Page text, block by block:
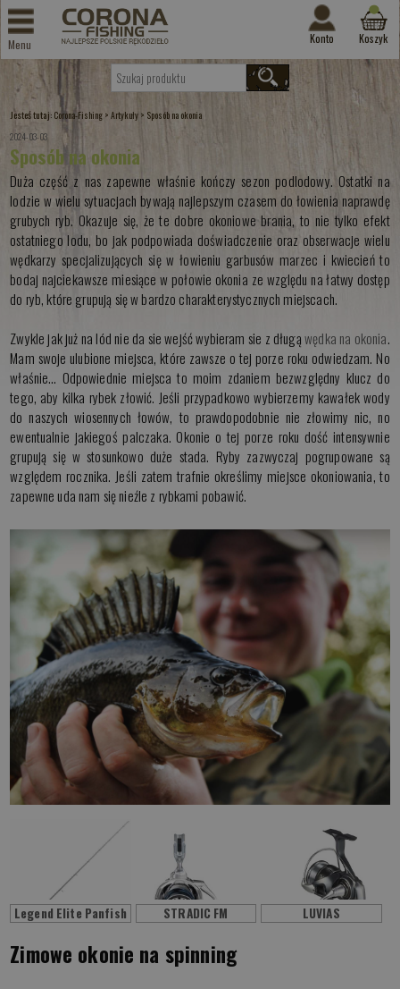
Menu Konto Koszyk
Jesteś tutaj: Corona-Fishing >Artykuły > Sposób na okonia
2024-03-03
Sposób na okonia
Duża część z nas zapewne właśnie kończy sezon podlodowy. Ostatki na
lodzie w wielu sytuacjach bywają najlepszym czasem do łowienia naprawdę
grubych ryb. Okazuje się, że te dobre okoniowe brania, to nie tylko efekt
ostatniego lodu, bo jak podpowiada doświadczenie oraz obserwacje wielu
wędkarzy specjalizujących się w łowieniu garbusów marzec i kwiecień to
bodaj najciekawsze miesiące w połowie okonia ze względu na łatwy dostęp
do ryb, które grupują się w bardzo charakterystycznych miejscach.
Zwykle jak już na lód nie da sie wejść wybieram sie z długąwędka na okonia.
Mam swoje ulubione miejsca, które zawsze o tej porze roku odwiedzam. No
właśnie… Odpowiednie miejsca to moim zdaniem bezwzględny klucz do
tego, aby kilka rybek złowić. Jeśli przypadkowo wybierzemy kawałek wody
do naszych wiosennych łowów, to prawdopodobnie nie złowimy nic, no
ewentualnie jakiegoś palczaka. Okonie o tej porze roku dość intensywnie
grupują się w stosunkowo duże stada. Ryby zazwyczaj pogrupowane są
względem rocznika. Jeśli zatem trafnie określimy miejsce okoniowania, to
zapewne uda nam się nieźle z rybkami pobawić.
Legend Elite Panfish STRADIC FM LUVIAS
Zimowe okonie na spinning